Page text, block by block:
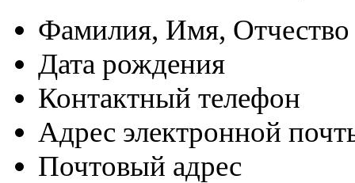
Фамилия, Имя, Отчество
Дата рождения
Контактный телефон
Адрес электронной
Почтовый адрес